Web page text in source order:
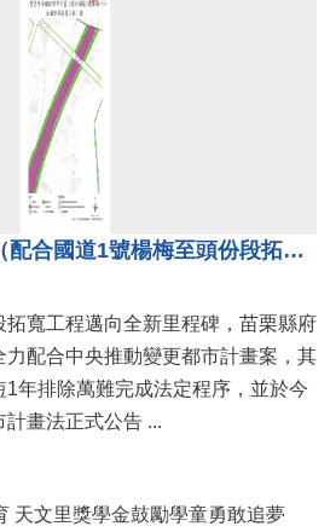
竹南頭份都市計畫（配合國道1號楊梅至頭份段拓寬工程）案公告實施，國道1號楊梅至頭份黃金廊帶加速啟動！
拓寬工程邁向全新里程碑，苗栗縣府
力配合中央推動變更都市計畫案，其
年排除萬難完成法定程序，並於今
(115年8月10日)依都市計畫法正式公告 ...
天文里獎學金鼓勵學童勇敢追夢